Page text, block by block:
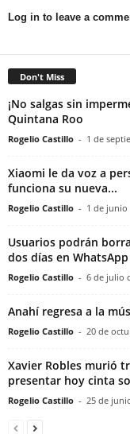
Log in to leave a
Don't Miss
¡No salgas sin
Quintana Roo
Rogelio Castillo - 1 de
Xiaomi le da voz a
funciona su nueva...
Rogelio Castillo - 1 de junio
Usuarios podrán
dos días en WhatsApp
Rogelio Castillo - 6 de julio
Anahí regresa a la
Rogelio Castillo - 20 de
Xavier Robles murió
presentar hoy cinta
Rogelio Castillo - 25 de